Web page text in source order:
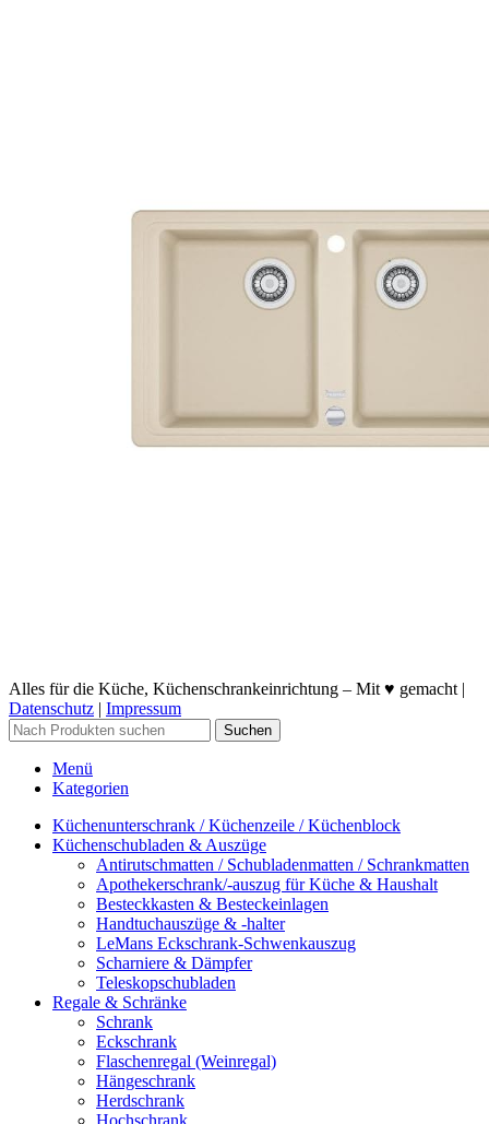
Alles für die Küche, Küchenschrankeinrichtung – Mit ♥ gemacht |
Datenschutz | Impressum
Suchen
Menü
Kategorien
Küchenunterschrank / Küchenzeile / Küchenblock
Küchenschubladen & Auszüge
Antirutschmatten / Schubladenmatten / Schrankmatten
Apothekerschrank/-auszug für Küche & Haushalt
Besteckkasten & Besteckeinlagen
Handtuchauszüge & -halter
LeMans Eckschrank-Schwenkauszug
Scharniere & Dämpfer
Teleskopschubladen
Regale & Schränke
Schrank
Eckschrank
Flaschenregal (Weinregal)
Hängeschrank
Herdschrank
Hochschrank